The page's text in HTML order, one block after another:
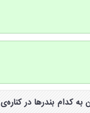
به کدام بندرها در کناره‌ی